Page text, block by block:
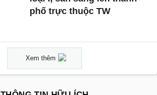
phố trực thuộc TW
Xem thêm